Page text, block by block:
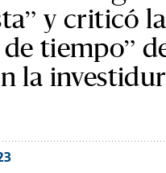
y criticó la
tiempo”
la